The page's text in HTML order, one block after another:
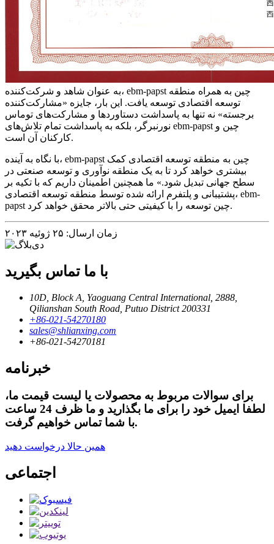
به عنوان شاهد و شرکت‌کننده، ebm‑papst چین به همراه منطقه
توسعه اقتصادی توسعه یافت. این بار، جایزه «مشارکت‌کننده
برجسته» نه تنها به پاسداشت دستاوردها و مشارکت‌های توماس
نورنبرگر، بلکه به پاسداشت تمام تلاش‌های ebm‑papst چین و
کارکنان آن است.
با نگاه به آینده، ebm-papst چین به منطقه توسعه اقتصادی کمک
بیشتری خواهد کرد تا به یک منطقه نوآوری و توسعه صنعتی در
سطح جهانی تبدیل شود.» ما همچنین اطمینان داریم که با تکیه بر
پشتیبانی و پلتفرم ارائه شده توسط منطقه توسعه اقتصادی، ebm-
papst چین توسعه را با کیفیتی حتی بالاتر محقق خواهد کرد.
زمان ارسال: ۲۵ ژوئیه ۲۰۲۳
با ما تماس بگیرید
10D, Block A, Yaoguang Central International, 2888,
Qilianshan South Road, Putuo District 200331
‎+86-021-54270180‎
sales@shlianxing.com
‎+86-021-54270181‎
خبرنامه
برای سوالات مربوط به محصولات یا لیست قیمت ما،
لطفا ایمیل خود را برای ما بگذارید و ما ظرف 24 ساعت
با شما تماس خواهیم گرفت.
همین حالا درخواست دهید
اجتماعی